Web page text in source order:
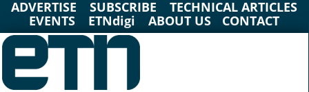
ADVERTISE SUBSCRIBE
TECHNICAL ARTICLES
EVENTS
ETNdigi ABOUT US CONTACT